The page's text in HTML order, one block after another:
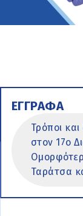
ΕΓΓΡΑΦΑ
Τρόποι
στον 17ο
Ταράτσα